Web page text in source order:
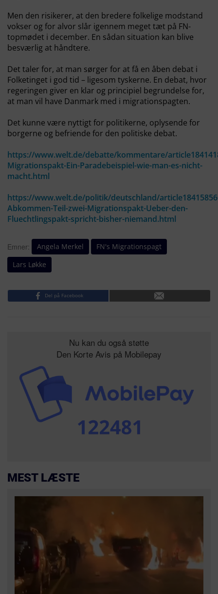
Men den risikerer, at den bredere folkelige modstand
vokser og for alvor slår igennem meget tæt på FN-
topmødet i december. En sådan situation kan blive
besværlig at håndtere.
Det taler for, at man sørger for at få en åben debat i
Folketinget i god tid – ligesom tyskerne. En debat, hvor
regeringen giver en klar og principiel begrundelse for,
at man vil have Danmark med i migrationspagten.
Det kunne være nyttigt for politikerne, oplysende for
borgerne og befriende for den politiske debat.
https://www.welt.de/debatte/kommentare/
Migrationspakt-Ein-Paradebeispiel-wie-man-es-nicht-
macht.html
https://www.welt.de/politik/deutschland/
Abkommen-Teil-zwei-Migrationspakt-Ueber-den-
Fluechtlingspakt-spricht-bisher-niemand.html
Emner: Angela Merkel
FN's Migrationspagt
Lars Løkke
Del på Facebook
Nu kan du også støtte
Den Korte Avis på Mobilepay
MEST LÆSTE